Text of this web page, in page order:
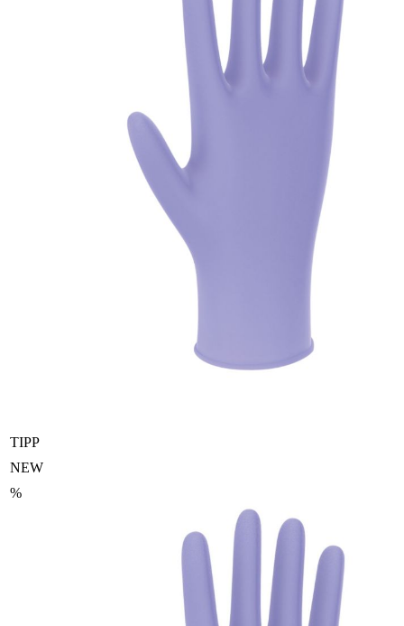
TIPP
NEW
%